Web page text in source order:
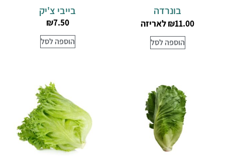
בונרדה
₪11.00 לאריזה
הוספה לסל
בייבי צ'יק
₪7.50
הוספה לסל